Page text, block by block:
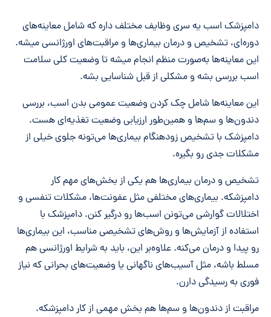
دامپزشک اسب یه سری وظایف مختلف داره که شامل معاینه‌های
دوره‌ای، تشخیص و درمان بیماری‌ها و مراقبت‌های اورژانسی میشه.
این معاینه‌ها به‌صورت منظم انجام میشه تا وضعیت کلی سلامت
اسب بررسی بشه و مشکلی از قبل شناسایی بشه.
این معاینه‌ها شامل چک کردن وضعیت عمومی بدن اسب، بررسی
دندون‌ها و سم‌ها و همین‌طور ارزیابی وضعیت تغذیه‌ای هست.
دامپزشک با تشخیص زودهنگام بیماری‌ها می‌تونه جلوی خیلی از
مشکلات جدی رو بگیره.
تشخیص و درمان بیماری‌ها هم یکی از بخش‌های مهم کار
دامپزشکه. بیماری‌های مختلفی مثل عفونت‌ها، مشکلات تنفسی و
اختلالات گوارشی می‌تونن اسب‌ها رو درگیر کنن. دامپزشک با
استفاده از آزمایش‌ها و روش‌های تشخیصی مناسب، این بیماری‌ها
رو پیدا و درمان می‌کنه. علاوه‌بر این، باید به شرایط اورژانسی هم
مسلط باشه، مثل آسیب‌های ناگهانی یا وضعیت‌های بحرانی که نیاز
فوری به رسیدگی دارن.
مراقبت از دندون‌ها و سم‌ها هم بخش مهمی از کار دامپزشکه.